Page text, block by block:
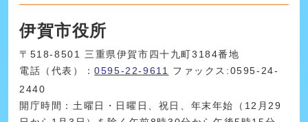
伊賀市役所
〒518-8501 三重県伊賀市四十九町3184番地
電話（代表）：0595-22-9611 ファックス:0595-24-
2440
開庁時間：土曜日・日曜日、祝日、年末年始（12月29